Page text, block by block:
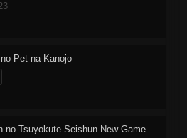
Pet na Kanojo
no Tsuyokute Seishun New Game